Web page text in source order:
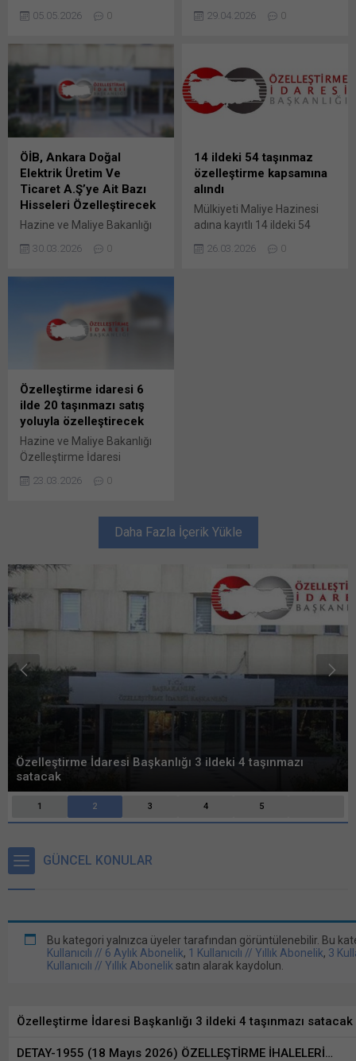
Genel Müdürlüğünden:
25.02.2026 tarihinde Türkiye
ve Sabah gazetelerinde
yayımlanarak 05.05.2026
tarihinde gerçekleştirileceği
Bu gönderiye erişmek için 1
Kullanıcılı // 6 Aylık Abonelik,
1 Kullanıcılı // Yıllık Abonelik,
3 Kullanıcılı // Yıllık Abonelik
veya 6 Kullanıcılı //...
05.05.2026 0
2026/1 sayılı “Kamu
taşınmazı turizm
yatırımlarına tahsis etmek
üzere ilana çıktı. 29 Nisan
Aylık Abonelik, 1 Kullanıcılı //
Yıllık Abonelik, 3 Kullanıcılı //
Yıllık Abonelik veya 6
29.04.2026 0
ÖİB, Ankara Doğal
Elektrik Üretim Ve
Ticaret A.Ş’ye Ait Bazı
Hisseleri Özelleştirecek
Hazine ve Maliye Bakanlığı
Başkanlığı (ÖİB), Ankara
oranlardaki hisselerin satış
yöntemiyle
özelleştirilmesine karar
erişmek için 1 Kullanıcılı // 6
Aylık Abonelik, 1 Kullanıcılı //
Yıllık Abonelik, 3 Kullanıcılı //
Yıllık Abonelik veya 6
Kullanıcılı //...
30.03.2026 0
14 ildeki 54 taşınmaz
özelleştirme kapsamına
alındı
Mülkiyeti Maliye Hazinesi
adına kayıtlı 14 ildeki 54
kapsamına ve programına
26.03.2026 0
Özelleştirme idaresi 6
ilde 20 taşınmazı satış
yoluyla özelleştirecek
Hazine ve Maliye Bakanlığı
Özelleştirme İdaresi
taşınmazı satış yöntemiyle
konuya yönelik duyurusu,
yayımlandı. Buna göre
Konya’nın Bu gönderiye
Aylık Abonelik, 1 Kullanıcılı //
Yıllık Abonelik, 3 Kullanıcılı //
Yıllık Abonelik veya 6
23.03.2026 0
Daha Fazla İçerik Yükle
Özelleştirme İdaresi Başkanlığı 3 ildeki 4 taşınmazı
satacak
1 2 3 4 5
GÜNCEL KONULAR
Bu kategori yalnızca üyeler tarafından görüntülenebilir. Bu
Kullanıcılı // 6 Aylık Abonelik, 1 Kullanıcılı // Yıllık Abonelik, 3
Kullanıcılı // Yıllık Abonelik satın alarak kaydolun.
Özelleştirme İdaresi Başkanlığı 3 ildeki 4 taşınmazı satacak
DETAY-1955 (18 Mayıs 2026) ÖZELLEŞTİRME İHALELERİ…